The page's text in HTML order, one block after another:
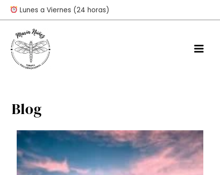
Lunes a Viernes (24 horas)
Blog